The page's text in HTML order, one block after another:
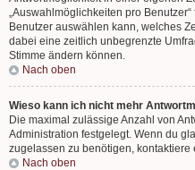
„Auswahlmöglichkeiten pro
Benutzer auswählen kann, welches
dabei eine zeitlich unbegrenzte
Stimme ändern können.
Nach oben
Wieso kann ich nicht mehr
Die maximal zulässige Anzahl von
Administration festgelegt. Wenn du
zugelassen zu benötigen, kontaktiere
Nach oben